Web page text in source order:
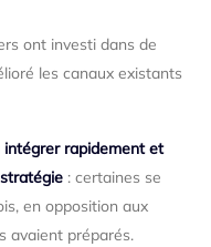
ont investi dans de
les canaux existants
intégrer rapidement et
: certaines se
en opposition aux
avaient préparés.